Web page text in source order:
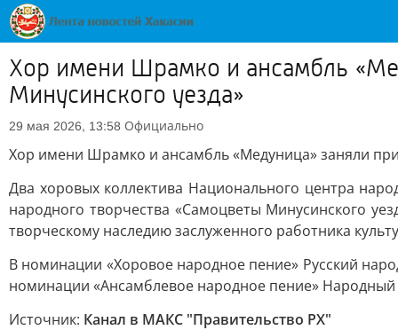
Хор имени Шрамко и ансамбль
Минусинского уезда»
29 мая 2026, 13:58 Официально
Хор имени Шрамко и ансамбль «Медуница» заняли
Два хоровых коллектива Национального центра
народного творчества «Самоцветы Минусинского
творческому наследию заслуженного работника
В номинации «Хоровое народное пение» Русский
номинации «Ансамблевое народное пение» Народный
Источник: Канал в МАКС "Правительство РХ"